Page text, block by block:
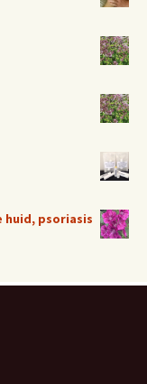
huid, psoriasis